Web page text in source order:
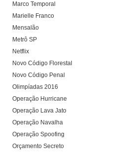
Marco Temporal
Marielle Franco
Mensalão
Metrô SP
Netflix
Novo Código Florestal
Novo Código Penal
Olimpíadas 2016
Operação Hurricane
Operação Lava Jato
Operação Navalha
Operação Spoofing
Orçamento Secreto